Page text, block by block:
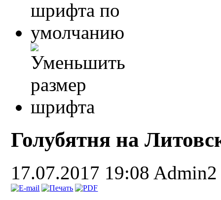
Голубятня на
17.07.2017 19:08 Admin2